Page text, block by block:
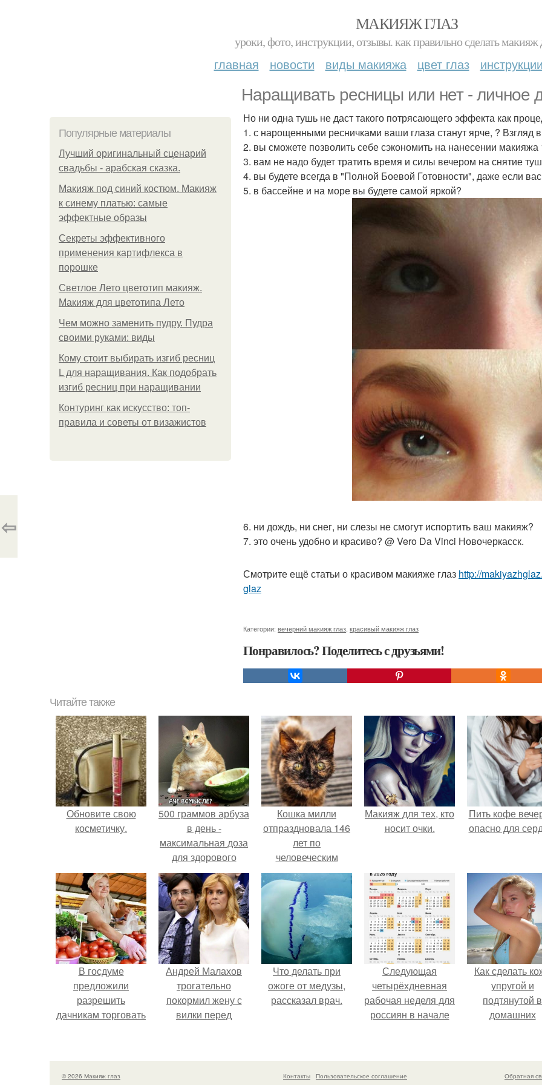
МАКИЯЖ ГЛАЗ
уроки, фото, инструкции, отзывы. как правильно сделать макияж
главная новости виды макияжа цвет глаз
Наращивать ресницы или нет - личное
Популярные материалы
Лучший оригинальный сценарий
свадьбы - арабская сказка.
Макияж под синий костюм. Макияж
к синему платью: самые
эффектные образы
Секреты эффективного
применения картифлекса в
порошке
Светлое Лето цветотип макияж.
Макияж для цветотипа Лето
Чем можно заменить пудру. Пудра
своими руками: виды
Кому стоит выбирать изгиб ресниц
L для наращивания. Как подобрать
изгиб ресниц при наращивании
Контуринг как искусство: топ-
правила и советы от визажистов
Но ни одна тушь не даст такого потрясающего эффекта как
1. с нарощенными ресничками ваши глаза станут ярче, ? Взгляд
2. вы сможете позволить себе сэкономить на нанесении
3. вам не надо будет тратить время и силы вечером на снятие
4. вы будете всегда в "Полной Боевой Готовности", даже если
5. в бассейне и на море вы будете самой яркой?
6. ни дождь, ни снег, ни слезы не смогут испортить ваш макияж?
7. это очень удобно и красиво? @ Vero Da Vinci Новочеркасск.
Смотрите ещё статьи о красивом макияже глаз http://
glaz
Категории: вечерний макияж глаз красивый макияж глаз
Понравилось? Поделитесь с друзьями!
⇦
Читайте также
Обновите свою
косметичку.
500 граммов арбуза
в день -
максимальная доза
для здорового
взрослого,
предупредили
врачи.
Кошка милли
отпраздновала 146
лет по
человеческим
Меркам и
претендует на
звание самой
старой в мире.
Макияж для тех, кто
носит очки.
Пить кофе
опасно для
В госдуме
предложили
разрешить
дачникам торговать
в людных местах.
Андрей Малахов
трогательно
покормил жену с
вилки перед
поклонников.
Что делать при
ожоге от медузы,
рассказал врач.
Следующая
четырёхдневная
рабочая неделя для
россиян в начале
Как сделать
упругой и
подтянутой в
домашних
© 2026 Макияж глаз Контакты Пользовательское соглашение Обратная